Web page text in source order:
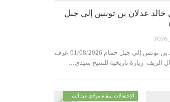
خالد عدلان بن تونس إلى جبل
زيارة الشيخ سيدي خالد بن تونس إلى جبل حمام 01/08/2026 عرف
الريف زيارة تاريخية للشيخ سيدي…
الإحتفالات بمقام مولاي عبد السلام ابن مشيش